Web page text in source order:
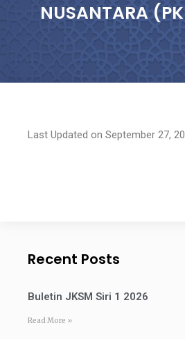
NUSANTARA
Last Updated on September 27,
Recent Posts
Buletin JKSM Siri 1 2026
Read More »